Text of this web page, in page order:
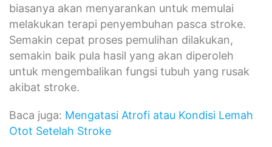
biasanya akan menyarankan untuk memulai
melakukan terapi penyembuhan pasca stroke.
Semakin cepat proses pemulihan dilakukan,
semakin baik pula hasil yang akan diperoleh
untuk mengembalikan fungsi tubuh yang rusak
akibat stroke.
Baca juga: Mengatasi Atrofi atau Kondisi Lemah
Otot Setelah Stroke